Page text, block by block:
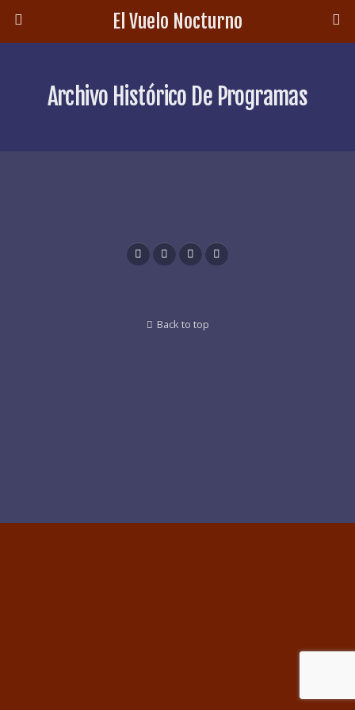
El Vuelo Nocturno
Archivo Histórico De Programas
Back to top